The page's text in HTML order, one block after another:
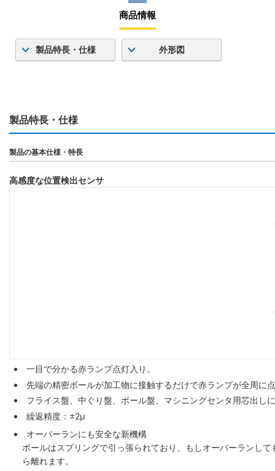
商品情報
製品特長・仕様 外形図
製品特長・仕様
製品の基本仕様・特長
高感度な位置検出センサ
一目で分かる赤ランプ点灯入り。
先端の精密ボールが加工物に接触するだけで赤ランプが全周に
フライス盤、中ぐり盤、ボール盤、マシニングセンタ用芯出し
繰返精度：±2μ
オーバーランにも安全な新機構
ボールはスプリングで引っ張られており、もしオーバーランし
ら離れます。